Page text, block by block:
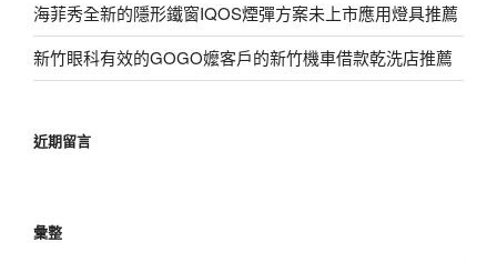
海菲秀全新的隱形鐵窗IQOS煙彈方案未上市應用燈具推薦
新竹眼科有效的GOGO嬤客戶的新竹機車借款乾洗店推薦
近期留言
彙整